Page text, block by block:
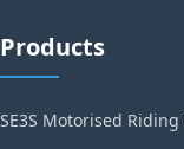
Products
SE3S Motorised Riding